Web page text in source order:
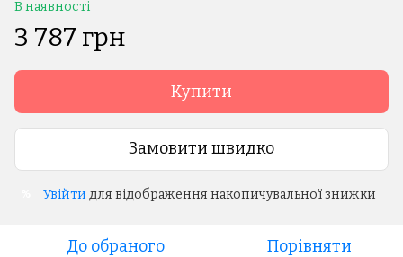
В наявності
3 787 грн
Купити
Замовити швидко
Увійти для відображення накопичувальної знижки
До обраного Порівняти